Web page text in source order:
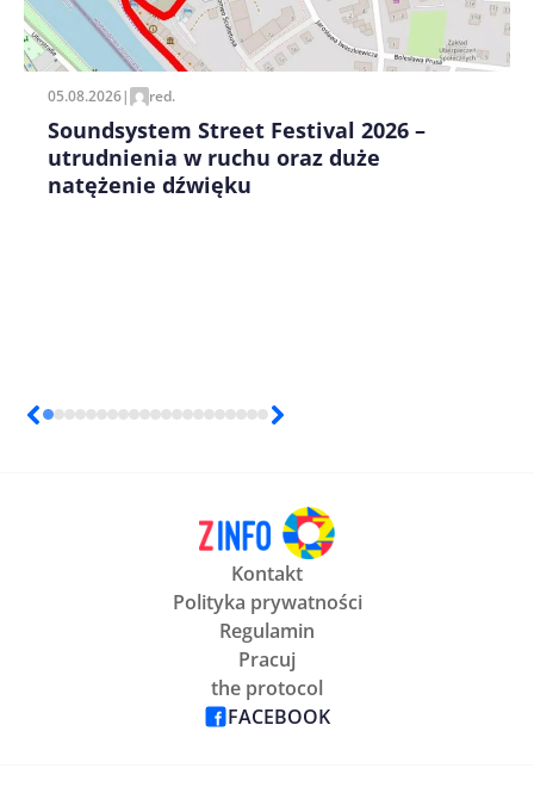
pisania kolejnych komentarzy.
05.08.2026| red.
Soundsystem Street Festival 2026 –
utrudnienia w ruchu oraz duże
natężenie dźwięku
Kontakt
Polityka prywatności
Regulamin
Pracuj
the protocol
FACEBOOK